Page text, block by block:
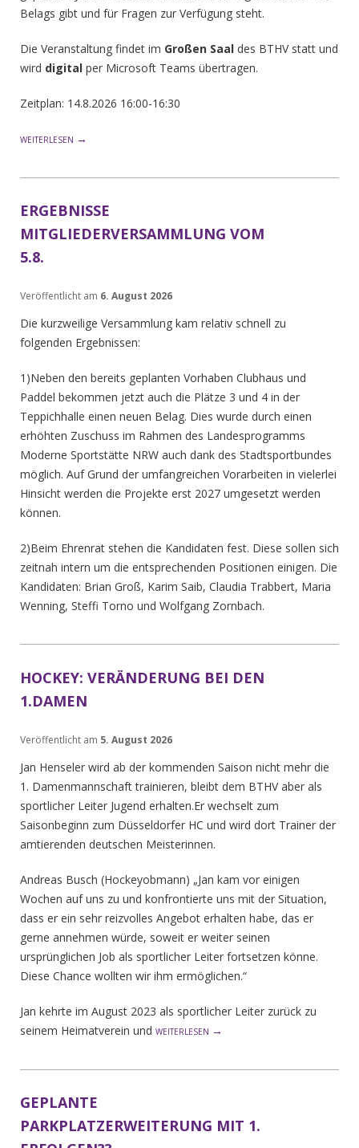
Belags gibt und für Fragen zur Verfügung steht.
Die Veranstaltung findet im Großen Saal des BTHV statt und
wird digital per Microsoft Teams übertragen.
Zeitplan: 14.8.2026 16:00-16:30
WEITERLESEN →
ERGEBNISSE
MITGLIEDERVERSAMMLUNG VOM
5.8.
Veröffentlicht am 6. August 2026
Die kurzweilige Versammlung kam relativ schnell zu
folgenden Ergebnissen:
1)Neben den bereits geplanten Vorhaben Clubhaus und
Paddel bekommen jetzt auch die Plätze 3 und 4 in der
Teppichhalle einen neuen Belag. Dies wurde durch einen
erhöhten Zuschuss im Rahmen des Landesprogramms
Moderne Sportstätte NRW auch dank des Stadtsportbundes
möglich. Auf Grund der umfangreichen Vorarbeiten in vielerlei
Hinsicht werden die Projekte erst 2027 umgesetzt werden
können.
2)Beim Ehrenrat stehen die Kandidaten fest. Diese sollen sich
zeitnah intern um die entsprechenden Positionen einigen. Die
Kandidaten: Brian Groß, Karim Saib, Claudia Trabbert, Maria
Wenning, Steffi Torno und Wolfgang Zornbach.
HOCKEY: VERÄNDERUNG BEI DEN
1.DAMEN
Veröffentlicht am 5. August 2026
Jan Henseler wird ab der kommenden Saison nicht mehr die
1. Damenmannschaft trainieren, bleibt dem BTHV aber als
sportlicher Leiter Jugend erhalten.Er wechselt zum
Saisonbeginn zum Düsseldorfer HC und wird dort Trainer der
amtierenden deutschen Meisterinnen.
Andreas Busch (Hockeyobmann) „Jan kam vor einigen
Wochen auf uns zu und konfrontierte uns mit der Situation,
dass er ein sehr reizvolles Angebot erhalten habe, das er
gerne annehmen würde, soweit er weiter seinen
ursprünglichen Job als sportlicher Leiter fortsetzen könne.
Diese Chance wollten wir ihm ermöglichen.“
Jan kehrte im August 2023 als sportlicher Leiter zurück zu
seinem Heimatverein und WEITERLESEN →
GEPLANTE
PARKPLATZERWEITERUNG MIT 1.